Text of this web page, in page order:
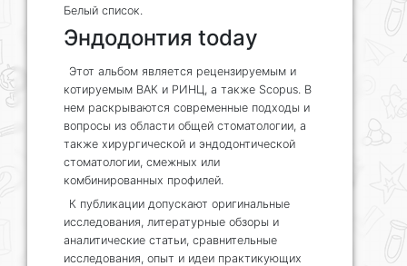
Белый список.
Эндодонтия today
Этот альбом является рецензируемым и
котируемым ВАК и РИНЦ, а также Scopus. В
нем раскрываются современные подходы и
вопросы из области общей стоматологии, а
также хирургической и эндодонтической
стоматологии, смежных или
комбинированных профилей.
К публикации допускают оригинальные
исследования, литературные обзоры и
аналитические статьи, сравнительные
исследования, опыт и идеи практикующих